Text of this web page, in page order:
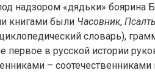
надзором «дядьки» боярина
книгами были Часовник,
словарь),
первое в русской истории
– соотечественниками